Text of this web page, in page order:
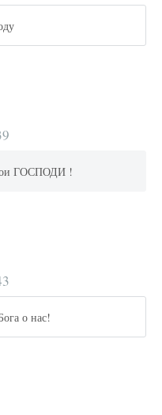
ГОСПОДИ !
о нас!